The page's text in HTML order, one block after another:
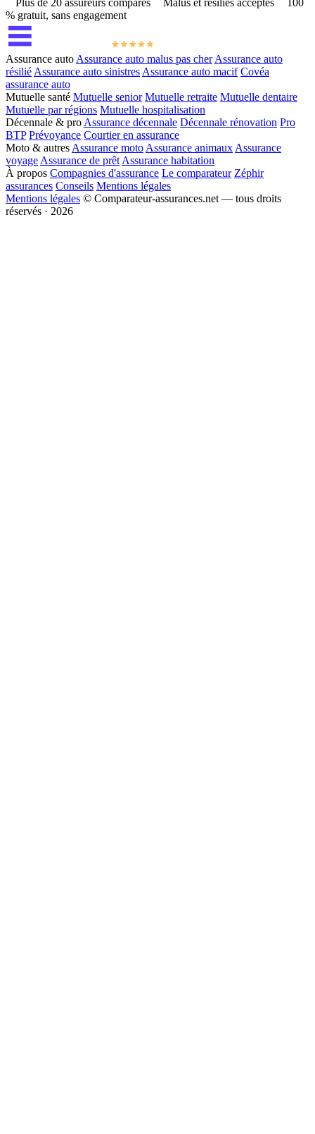
Plus de 20 assureurs comparés Malus et résiliés acceptés
100
% gratuit, sans engagement
Assurance auto Assurance auto malus pas cher Assurance auto
résilié Assurance auto sinistres Assurance auto macif Covéa
assurance auto
Mutuelle santé Mutuelle senior Mutuelle retraite Mutuelle dentaire
Mutuelle par régions Mutuelle hospitalisation
Décennale & pro Assurance décennale Décennale rénovation Pro
BTP Prévoyance Courtier en assurance
Moto & autres Assurance moto Assurance animaux Assurance
voyage Assurance de prêt Assurance habitation
À propos Compagnies d'assurance Le comparateur Zéphir
assurances Conseils Mentions légales
Mentions légales © Comparateur-assurances.net — tous droits
réservés · 2026